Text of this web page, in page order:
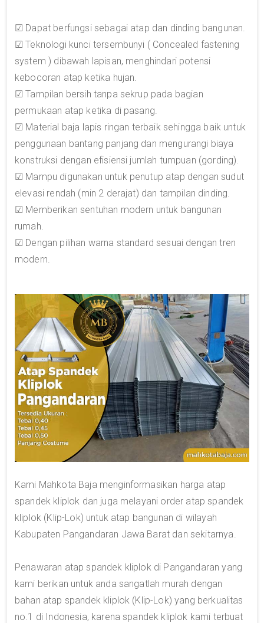
☑ Dapat berfungsi sebagai atap dan dinding bangunan.
☑ Teknologi kunci tersembunyi ( Concealed fastening
system ) dibawah lapisan, menghindari potensi
kebocoran atap ketika hujan.
☑ Tampilan bersih tanpa sekrup pada bagian
permukaan atap ketika di pasang.
☑ Material baja lapis ringan terbaik sehingga baik untuk
penggunaan bantang panjang dan mengurangi biaya
konstruksi dengan efisiensi jumlah tumpuan (gording).
☑ Mampu digunakan untuk penutup atap dengan sudut
elevasi rendah (min 2 derajat) dan tampilan dinding.
☑ Memberikan sentuhan modern untuk bangunan
rumah.
☑ Dengan pilihan warna standard sesuai dengan tren
modern.
Kami Mahkota Baja menginformasikan harga atap
spandek kliplok dan juga melayani order atap spandek
kliplok (Klip-Lok) untuk atap bangunan di wilayah
Kabupaten Pangandaran Jawa Barat dan sekitarnya.
Penawaran atap spandek kliplok di Pangandaran yang
kami berikan untuk anda sangatlah murah dengan
bahan atap spandek kliplok (Klip-Lok) yang berkualitas
no.1 di Indonesia, karena spandek kliplok kami terbuat